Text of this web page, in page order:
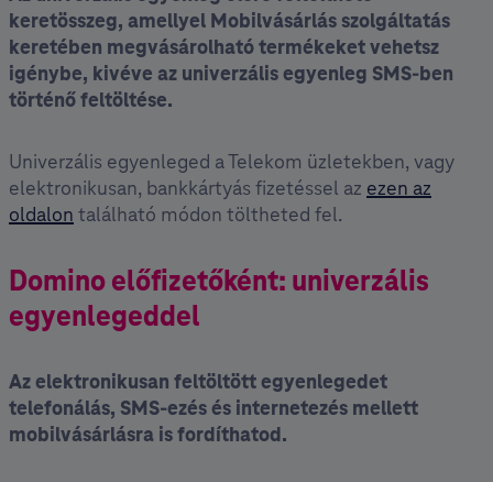
keretösszeg, amellyel Mobilvásárlás szolgáltatás
keretében megvásárolható termékeket vehetsz
igénybe, kivéve az univerzális egyenleg SMS-ben
történő feltöltése.
Univerzális egyenleged a Telekom üzletekben, vagy
elektronikusan, bankkártyás fizetéssel az ezen az
oldalon található módon töltheted fel.
Domino előfizetőként: univerzális
egyenlegeddel
Az elektronikusan feltöltött egyenlegedet
telefonálás, SMS-ezés és internetezés mellett
mobilvásárlásra is fordíthatod.